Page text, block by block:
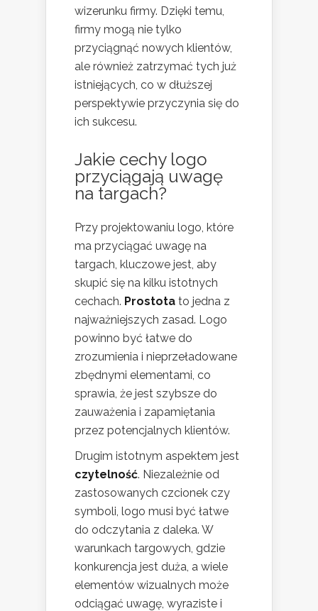
wizerunku firmy. Dzięki temu,
firmy mogą nie tylko
przyciągnąć nowych klientów,
ale również zatrzymać tych już
istniejących, co w dłuższej
perspektywie przyczynia się do
ich sukcesu.
Jakie cechy logo
przyciągają uwagę
na targach?
Przy projektowaniu logo, które
ma przyciągać uwagę na
targach, kluczowe jest, aby
skupić się na kilku istotnych
cechach. Prostota to jedna z
najważniejszych zasad. Logo
powinno być łatwe do
zrozumienia i nieprzeładowane
zbędnymi elementami, co
sprawia, że jest szybsze do
zauważenia i zapamiętania
przez potencjalnych klientów.
Drugim istotnym aspektem jest
czytelność. Niezależnie od
zastosowanych czcionek czy
symboli, logo musi być łatwe
do odczytania z daleka. W
warunkach targowych, gdzie
konkurencja jest duża, a wiele
elementów wizualnych może
odciągać uwagę, wyraziste i